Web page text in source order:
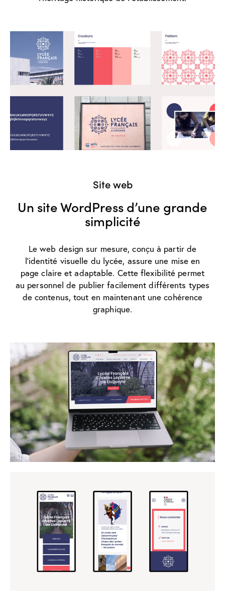
Site web
Un site WordPress d’une grande
simplicité
Le web design sur mesure, conçu à partir de
l’identité visuelle du lycée, assure une mise en
page claire et adaptable. Cette flexibilité permet
au personnel de publier facilement différents types
de contenus, tout en maintenant une cohérence
graphique.